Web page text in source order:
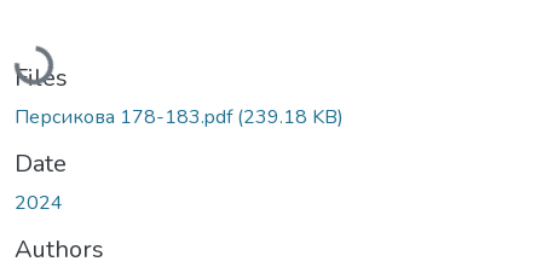
Loading...
Files
Персикова 178-183.pdf(239.18 KB)
Date
2024
Authors